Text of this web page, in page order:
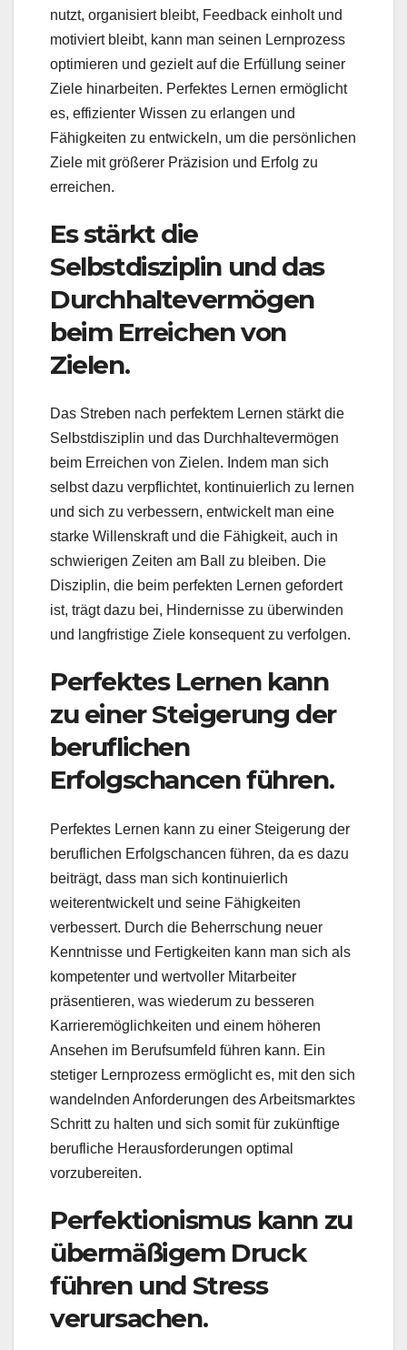
nutzt, organisiert bleibt, Feedback einholt und
motiviert bleibt, kann man seinen Lernprozess
optimieren und gezielt auf die Erfüllung seiner
Ziele hinarbeiten. Perfektes Lernen ermöglicht
es, effizienter Wissen zu erlangen und
Fähigkeiten zu entwickeln, um die persönlichen
Ziele mit größerer Präzision und Erfolg zu
erreichen.
Es stärkt die
Selbstdisziplin und das
Durchhaltevermögen
beim Erreichen von
Zielen.
Das Streben nach perfektem Lernen stärkt die
Selbstdisziplin und das Durchhaltevermögen
beim Erreichen von Zielen. Indem man sich
selbst dazu verpflichtet, kontinuierlich zu lernen
und sich zu verbessern, entwickelt man eine
starke Willenskraft und die Fähigkeit, auch in
schwierigen Zeiten am Ball zu bleiben. Die
Disziplin, die beim perfekten Lernen gefordert
ist, trägt dazu bei, Hindernisse zu überwinden
und langfristige Ziele konsequent zu verfolgen.
Perfektes Lernen kann
zu einer Steigerung der
beruflichen
Erfolgschancen führen.
Perfektes Lernen kann zu einer Steigerung der
beruflichen Erfolgschancen führen, da es dazu
beiträgt, dass man sich kontinuierlich
weiterentwickelt und seine Fähigkeiten
verbessert. Durch die Beherrschung neuer
Kenntnisse und Fertigkeiten kann man sich als
kompetenter und wertvoller Mitarbeiter
präsentieren, was wiederum zu besseren
Karrieremöglichkeiten und einem höheren
Ansehen im Berufsumfeld führen kann. Ein
stetiger Lernprozess ermöglicht es, mit den sich
wandelnden Anforderungen des Arbeitsmarktes
Schritt zu halten und sich somit für zukünftige
berufliche Herausforderungen optimal
vorzubereiten.
Perfektionismus kann zu
übermäßigem Druck
führen und Stress
verursachen.